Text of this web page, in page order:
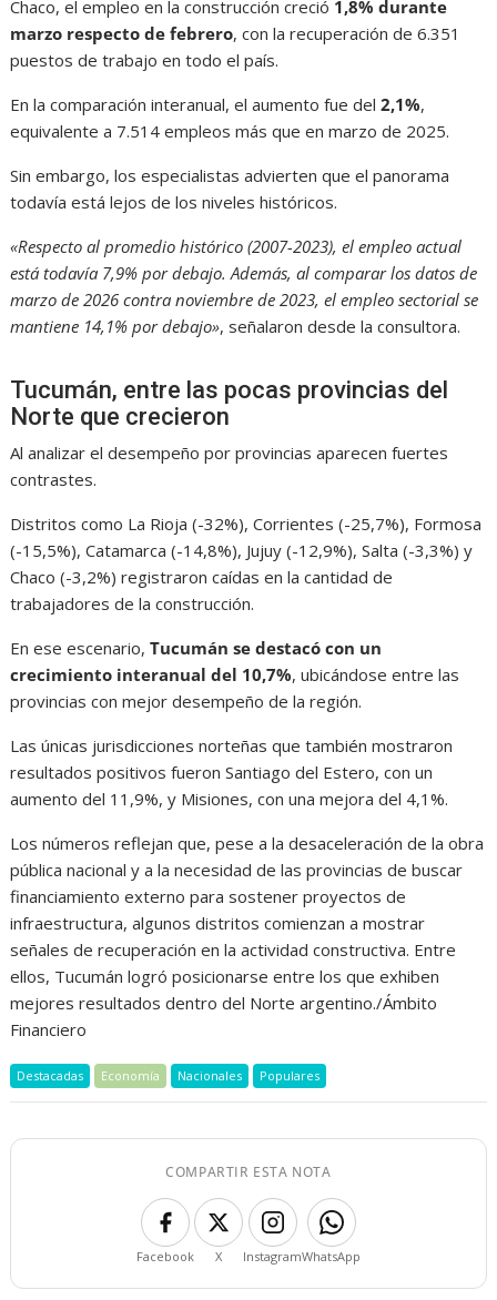
Chaco, el empleo en la construcción creció 1,8% durante
marzo respecto de febrero, con la recuperación de 6.351
puestos de trabajo en todo el país.
En la comparación interanual, el aumento fue del2,1%,
equivalente a 7.514 empleos más que en marzo de 2025.
Sin embargo, los especialistas advierten que el panorama
todavía está lejos de los niveles históricos.
«Respecto al promedio histórico (2007-2023), el empleo actual
está todavía 7,9% por debajo. Además, al comparar los datos de
marzo de 2026 contra noviembre de 2023, el empleo sectorial se
mantiene 14,1% por debajo», señalaron desde la consultora.
Tucumán, entre las pocas provincias del
Norte que crecieron
Al analizar el desempeño por provincias aparecen fuertes
contrastes.
Distritos como La Rioja (-32%), Corrientes (-25,7%), Formosa
(-15,5%), Catamarca (-14,8%), Jujuy (-12,9%), Salta (-3,3%) y
Chaco (-3,2%) registraron caídas en la cantidad de
trabajadores de la construcción.
En ese escenario,Tucumán se destacó con un
crecimiento interanual del 10,7%, ubicándose entre las
provincias con mejor desempeño de la región.
Las únicas jurisdicciones norteñas que también mostraron
resultados positivos fueron Santiago del Estero, con un
aumento del 11,9%, y Misiones, con una mejora del 4,1%.
Los números reflejan que, pese a la desaceleración de la obra
pública nacional y a la necesidad de las provincias de buscar
financiamiento externo para sostener proyectos de
infraestructura, algunos distritos comienzan a mostrar
señales de recuperación en la actividad constructiva. Entre
ellos, Tucumán logró posicionarse entre los que exhiben
mejores resultados dentro del Norte argentino./Ámbito
Financiero
Destacadas Economía Nacionales Populares
COMPARTIR ESTA NOTA
Facebook X InstagramWhatsApp